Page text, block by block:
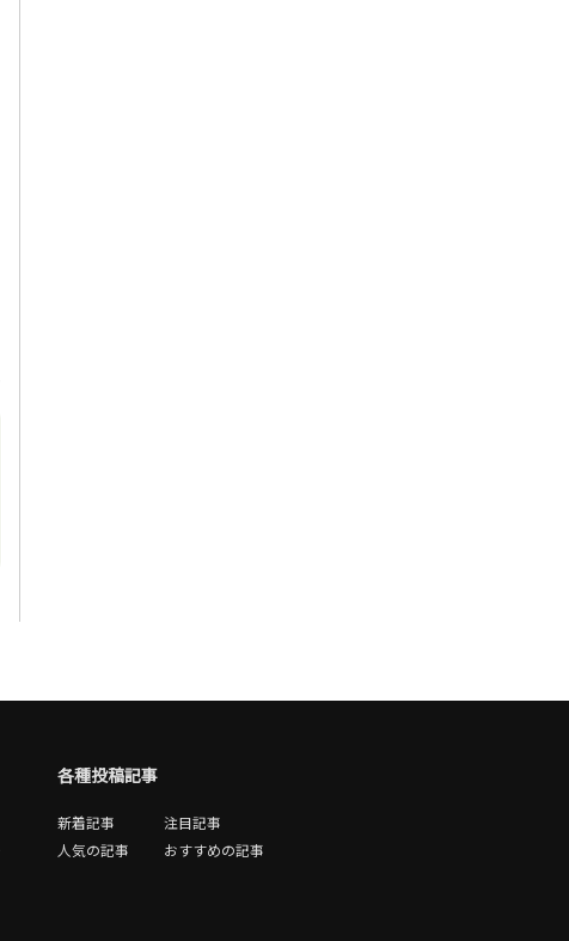
各種投稿記事
新着記事
注目記事
人気の記事
おすすめの記事